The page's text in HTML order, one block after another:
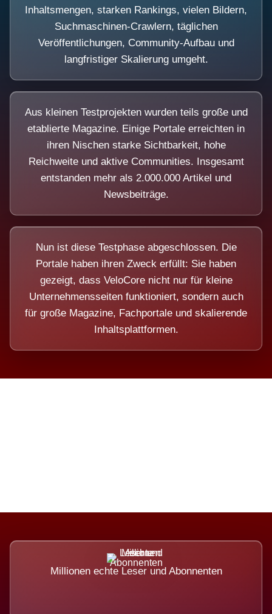
Inhaltsmengen, starken Rankings, vielen Bildern,
Suchmaschinen-Crawlern, täglichen
Veröffentlichungen, Community-Aufbau und
langfristiger Skalierung umgeht.
Aus kleinen Testprojekten wurden teils große und
etablierte Magazine. Einige Portale erreichten in
ihren Nischen starke Sichtbarkeit, hohe
Reichweite und aktive Communities. Insgesamt
entstanden mehr als 2.000.000 Artikel und
Newsbeiträge.
Nun ist diese Testphase abgeschlossen. Die
Portale haben ihren Zweck erfüllt: Sie haben
gezeigt, dass VeloCore nicht nur für kleine
Unternehmensseiten funktioniert, sondern auch
für große Magazine, Fachportale und skalierende
Inhaltsplattformen.
Millionen echte Leser und Abonnenten